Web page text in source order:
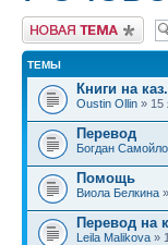
Новая тема
ТЕМЫ
Книги на
Oustin Ollin » 15
Перевод
Богдан
Помощь
Виола Белкина
Перевод на
Leila Malikova »